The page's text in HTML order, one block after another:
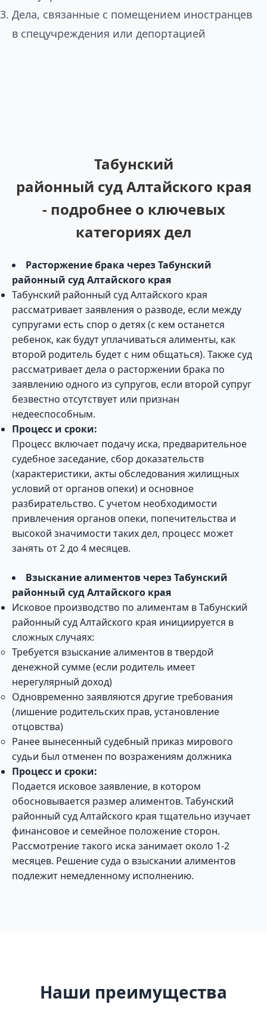
Дела, связанные с помещением иностранцев
в спецучреждения или депортацией
Табунский
районный суд Алтайского края
- подробнее о ключевых
категориях дел
Расторжение брака через Табунский
районный суд Алтайского края
Табунский районный суд Алтайского края
рассматривает заявления о разводе, если между
супругами есть спор о детях (с кем останется
ребенок, как будут уплачиваться алименты, как
второй родитель будет с ним общаться). Также суд
рассматривает дела о расторжении брака по
заявлению одного из супругов, если второй супруг
безвестно отсутствует или признан
недееспособным.
Процесс и сроки:
Процесс включает подачу иска, предварительное
судебное заседание, сбор доказательств
(характеристики, акты обследования жилищных
условий от органов опеки) и основное
разбирательство. С учетом необходимости
привлечения органов опеки, попечительства и
высокой значимости таких дел, процесс может
занять от 2 до 4 месяцев.
Взыскание алиментов через Табунский
районный суд Алтайского края
Исковое производство по алиментам в Табунский
районный суд Алтайского края инициируется в
сложных случаях:
Требуется взыскание алиментов в твердой
денежной сумме (если родитель имеет
нерегулярный доход)
Одновременно заявляются другие требования
(лишение родительских прав, установление
отцовства)
Ранее вынесенный судебный приказ мирового
судьи был отменен по возражениям должника
Процесс и сроки:
Подается исковое заявление, в котором
обосновывается размер алиментов. Табунский
районный суд Алтайского края тщательно изучает
финансовое и семейное положение сторон.
Рассмотрение такого иска занимает около 1-2
месяцев. Решение суда о взыскании алиментов
подлежит немедленному исполнению.
Наши преимущества